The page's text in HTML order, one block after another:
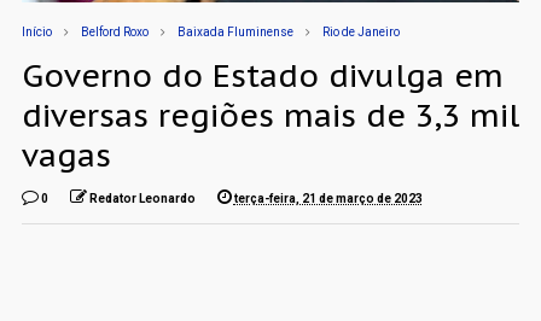
Início Belford Roxo Baixada Fluminense Rio de Janeiro
Governo do Estado divulga em
diversas regiões mais de 3,3 mil
vagas
0 Redator Leonardo terça-feira, 21 de março de 2023